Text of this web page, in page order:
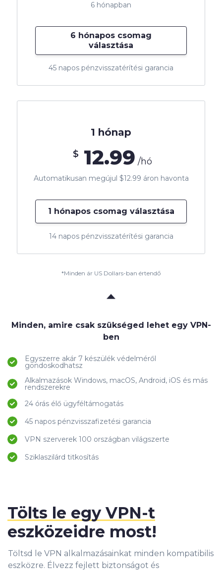
1 hónap
$ 12.99 /hó
Automatikusan megújul $12.99 áron havonta
1 hónapos csomag választása
14 napos pénzvisszatérítési garancia
6 hónapban
6 hónapos csomag
választása
45 napos pénzvisszatérítési garancia
*Minden ár US Dollars-ban értendő
Minden, amire csak szükséged lehet egy VPN-
ben
Egyszerre akár 7 készülék védelméről
gondoskodhatsz
Alkalmazások Windows, macOS, Android, iOS és más
rendszerekre
24 órás élő ügyféltámogatás
45 napos pénzvisszafizetési garancia
VPN szerverek 100 országban világszerte
Sziklaszilárd titkosítás
Tölts le egy VPN-t
eszközeidre most!
Töltsd le VPN alkalmazásainkat minden kompatibilis
eszközre. Élvezz fejlett biztonságot és